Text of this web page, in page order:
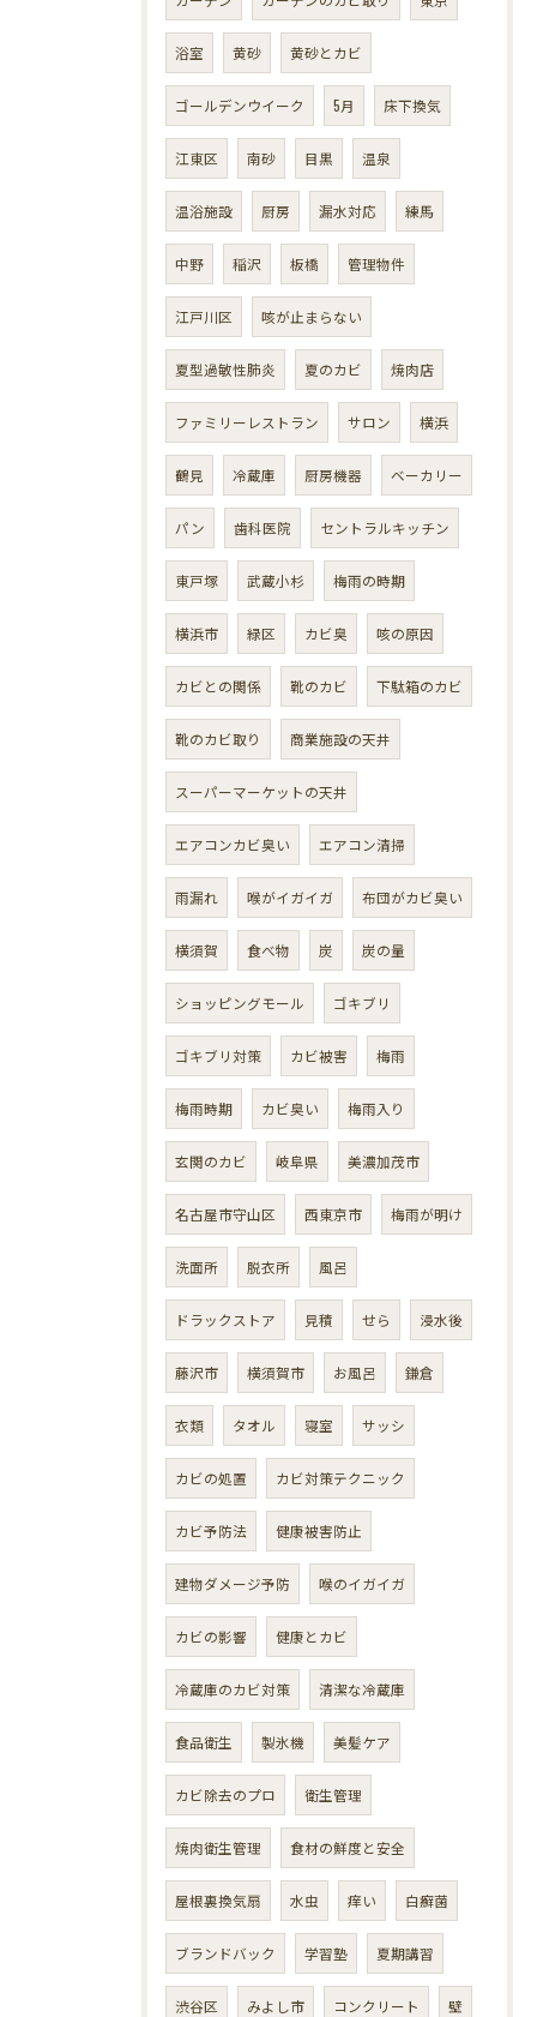
浴室 黄砂 黄砂とカビ
ゴールデンウイーク 5月 床下換気
江東区 南砂 目黒 温泉
温浴施設 厨房 漏水対応 練馬
中野 稲沢 板橋 管理物件
江戸川区 咳が止まらない
夏型過敏性肺炎 夏のカビ 焼肉店
ファミリーレストラン サロン 横浜
鶴見 冷蔵庫 厨房機器 ベーカリー
パン 歯科医院 セントラルキッチン
東戸塚 武蔵小杉 梅雨の時期
横浜市 緑区 カビ臭 咳の原因
カビとの関係 靴のカビ 下駄箱のカビ
靴のカビ取り 商業施設の天井
スーパーマーケットの天井
エアコンカビ臭い エアコン清掃
雨漏れ 喉がイガイガ 布団がカビ臭い
横須賀 食べ物 炭 炭の量
ショッピングモール ゴキブリ
ゴキブリ対策 カビ被害 梅雨
梅雨時期 カビ臭い 梅雨入り
玄関のカビ 岐阜県 美濃加茂市
名古屋市守山区 西東京市 梅雨が明け
洗面所 脱衣所 風呂
ドラックストア 見積 せら 浸水後
藤沢市 横須賀市 お風呂 鎌倉
衣類 タオル 寝室 サッシ
カビの処置 カビ対策テクニック
カビ予防法 健康被害防止
建物ダメージ予防 喉のイガイガ
カビの影響 健康とカビ
冷蔵庫のカビ対策 清潔な冷蔵庫
食品衛生 製氷機 美髪ケア
カビ除去のプロ 衛生管理
焼肉衛生管理 食材の鮮度と安全
屋根裏換気扇 水虫 痒い 白癬菌
ブランドバック 学習塾 夏期講習
渋谷区 みよし市 コンクリート 壁